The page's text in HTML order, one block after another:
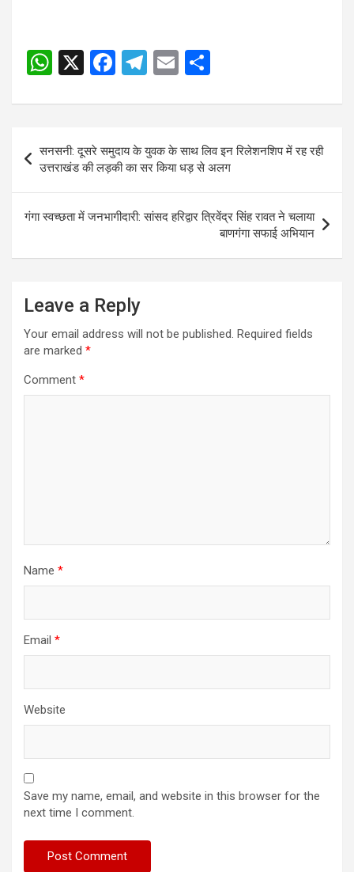
W
at
A
p
p
X
F
ce
o
o
k
T
e
gr
a
m
E
ail ar
navigation
सनसनी: दूसरे समुदाय के युवक के साथ लिव इन रिलेशनशिप में रह रही
उत्तराखंड की लड़की का सर किया धड़ से अलग
गंगा स्वच्छता में जनभागीदारी: सांसद हरिद्वार त्रिवेंद्र सिंह रावत ने चलाया
बाणगंगा सफाई अभियान
Leave a Reply
Your email address will not be published. Required fields
are marked *
Comment *
Name *
Email *
Website
Save my name, email, and website in this browser for the
next time I comment.